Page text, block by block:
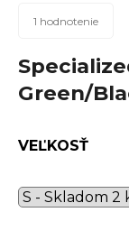
Priemerné
produktu
je
5,0
5
1 hodnotenie
Green/
VEĽKOSŤ
d
p